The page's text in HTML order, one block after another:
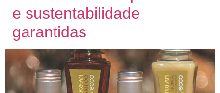
e sustentabilidade
garantidas